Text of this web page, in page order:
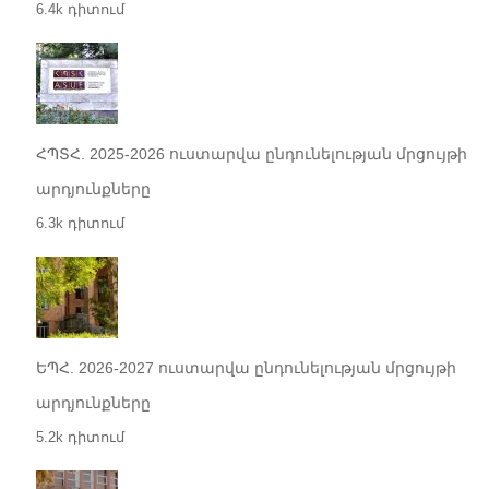
6.4k դիտում
ՀՊՏՀ. 2025-2026 ուստարվա ընդունելության մրցույթի
արդյունքները
6.3k դիտում
ԵՊՀ. 2026-2027 ուստարվա ընդունելության մրցույթի
արդյունքները
5.2k դիտում